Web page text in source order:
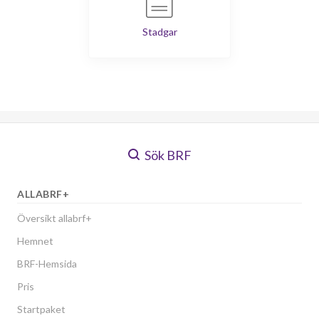
Stadgar
Sök BRF
ALLABRF+
Översikt allabrf+
Hemnet
BRF-Hemsida
Pris
Startpaket